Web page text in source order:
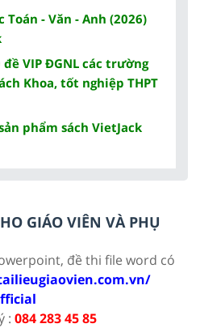
Toán - Văn - Anh (2026)
VIP ĐGNL các trường
Khoa, tốt nghiệp THPT
phẩm sách VietJack
GIÁO VIÊN VÀ PHỤ
đề thi file word có
: 084 283 45 85